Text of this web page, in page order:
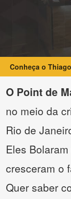
Conheça o
O Point de
no meio da
Rio de
Eles
cresceram o
Quer saber